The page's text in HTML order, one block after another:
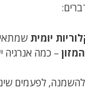
יומית
– כמה אנרגיה
לפעמים